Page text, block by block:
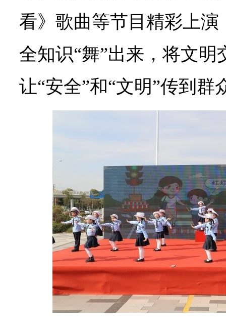
看》歌曲等节目精彩上
全知识“舞”出来，将文明
让“安全”和“文明”传到群